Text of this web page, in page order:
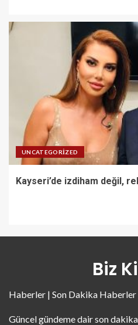
UNCATEGORIZED
Kayseri’de izdiham değil,
Biz
Haberler | Son Dakika Haberler
Güncel gündeme dair son